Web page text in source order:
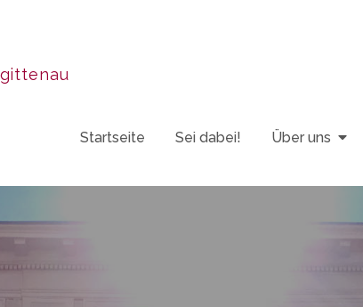
Startseite Sei dabei! Über uns